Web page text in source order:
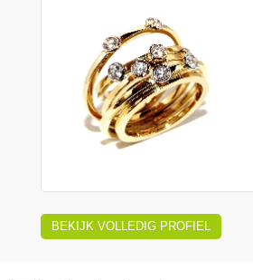
BEKIJK VOLLEDIG PROFIEL